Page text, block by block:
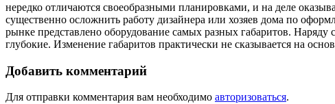
нередко отличаются своеобразными планировками, и на деле
существенно осложнить работу дизайнера или хозяев дома по
рынке представлено оборудование самых разных габаритов.
глубокие. Изменение габаритов практически не сказывается на
Добавить комментарий
Для отправки комментария вам необходимо авторизоваться.